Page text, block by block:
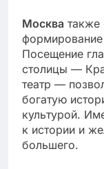
Москва также
формирование
Посещение
столицы —
театр —
богатую
культурой.
к истории и
большего.